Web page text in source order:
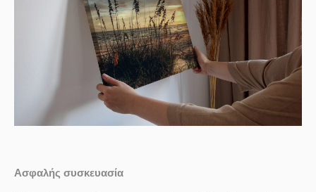
Ασφαλής συσκευασία